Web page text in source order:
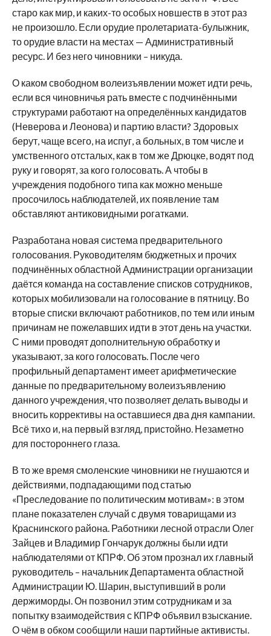
старо как мир, и каких-то особых новшеств в этот раз
не произошло. Если орудие пролетариата-булыжник,
то орудие власти на местах — Административный
ресурс. И без него чиновники – никуда.
О каком свободном волеизъявлении может идти речь,
если вся чиновничья рать вместе с подчинёнными
структурами работают на определённых кандидатов
(Неверова и Леонова) и партию власти? Здоровых
берут, чаще всего, на испуг, а больных, в том числе и
умственного отсталых, как в том же Дрюцке, водят под
руку и говорят, за кого голосовать. А чтобы в
учреждения подобного типа как можно меньше
просочилось наблюдателей, их появление там
обставляют антиковидными рогатками.
Разработана новая система предварительного
голосования. Руководителям бюджетных и прочих
подчинённых областной Администрации организации
даётся команда на составление списков сотрудников,
которых мобилизовали на голосование в пятницу. Во
вторые списки включают работников, по тем или иным
причинам не пожелавших идти в этот день на участки.
С ними проводят дополнительную обработку и
указывают, за кого голосовать. После чего
профильный департамент имеет арифметические
данные по предварительному волеизъявлению
данного учреждения, что позволяет делать выводы и
вносить коррективы на оставшиеся два дня кампании.
Всё тихо и, на первый взгляд, пристойно. Незаметно
для постороннего глаза.
В то же время смоленские чиновники не гнушаются и
действиями, подпадающими под статью
«Преследование по политическим мотивам»: в этом
плане показателен случай с двумя товарищами из
Краснинского района. Работники лесной отрасли Олег
Зайцев и Владимир Гончарук должны были идти
наблюдателями от КПРФ. Об этом прознал их главный
руководитель – начальник Департамента областной
Администрации Ю. Шарин, выступивший в роли
держиморды. Он позвонил этим сотрудникам и за
попытку взаимодействия с КПРФ объявил взыскание.
О чём в обком сообщили наши партийные активисты.